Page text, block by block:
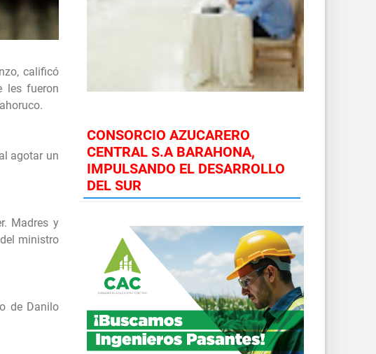
calificó
les fueron
agotar un
Madres y
ministro
de Danilo
CONSORCIO AZUCARERO
CENTRAL S.A BARAHONA,
IMPULSANDO EL DESARROLLO
DEL SUR